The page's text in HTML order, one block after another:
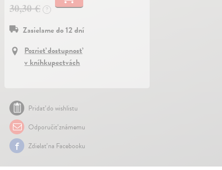
30,30 €
?
Zasielame do 12 dní
Pozrieť dostupnosť
v kníhkupectvách
Pridať do wishlistu
Odporučiť známemu
Zdielať na Facebooku